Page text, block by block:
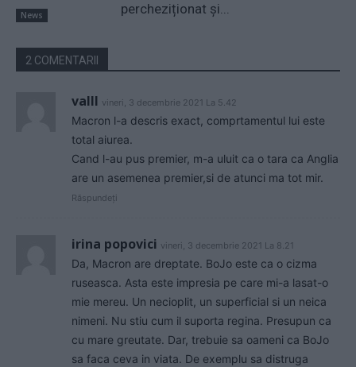
News
percheziționat și...
2 COMENTARII
valll vineri, 3 decembrie 2021 La 5.42
Macron l-a descris exact, comprtamentul lui este
total aiurea.
Cand l-au pus premier, m-a uluit ca o tara ca Anglia
are un asemenea premier,si de atunci ma tot mir.
Răspundeți
irina popovici vineri, 3 decembrie 2021 La 8.21
Da, Macron are dreptate. BoJo este ca o cizma
ruseasca. Asta este impresia pe care mi-a lasat-o
mie mereu. Un necioplit, un superficial si un neica
nimeni. Nu stiu cum il suporta regina. Presupun ca
cu mare greutate. Dar, trebuie sa oameni ca BoJo
sa faca ceva in viata. De exemplu sa distruga